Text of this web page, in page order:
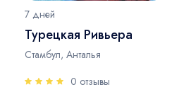
7 дней
Турецкая Ривьера
Стамбул, Анталья
0 отзывы